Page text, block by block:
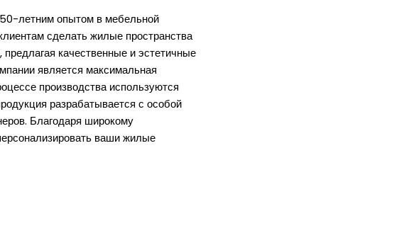
летним опытом в мебельной
сделать жилые пространства
качественные и эстетичные
является максимальная
производства используются
разрабатывается с особой
Благодаря широкому
ваши жилые